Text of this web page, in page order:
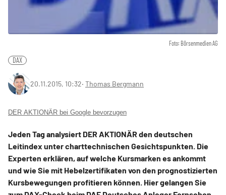
Foto: Börsenmedien AG
DAX
20.11.2015, 10:32‧ Thomas Bergmann
DER AKTIONÄR bei Google bevorzugen
Jeden Tag analysiert DER AKTIONÄR den deutschen
Leitindex unter charttechnischen Gesichtspunkten. Die
Experten erklären, auf welche Kursmarken es ankommt
und wie Sie mit Hebelzertifikaten von den prognostizierten
Kursbewegungen profitieren können. Hier gelangen Sie